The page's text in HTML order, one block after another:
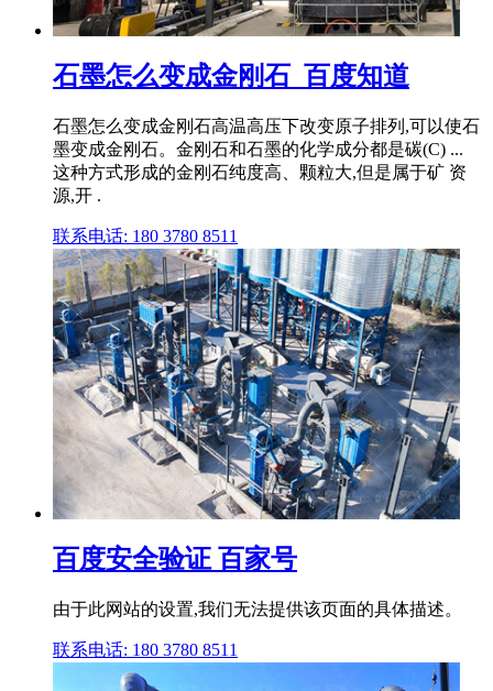
石墨怎么变成金刚石_百度知道
石墨怎么变成金刚石高温高压下改变原子排列,可以使石
墨变成金刚石。金刚石和石墨的化学成分都是碳(C) ...
这种方式形成的金刚石纯度高、颗粒大,但是属于矿 资
源,开 .
联系电话: 180 3780 8511
百度安全验证 百家号
由于此网站的设置,我们无法提供该页面的具体描述。
联系电话: 180 3780 8511